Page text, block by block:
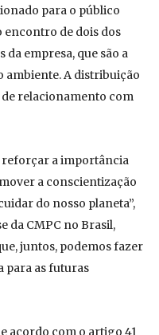
para o público
de dois dos
empresa, que são a
ambiente. A distribuição
de relacionamento com
reforçar a importância
a conscientização
do nosso planeta”,
da CMPC no Brasil,
juntos, podemos fazer
para as futuras
acordo com o artigo 41